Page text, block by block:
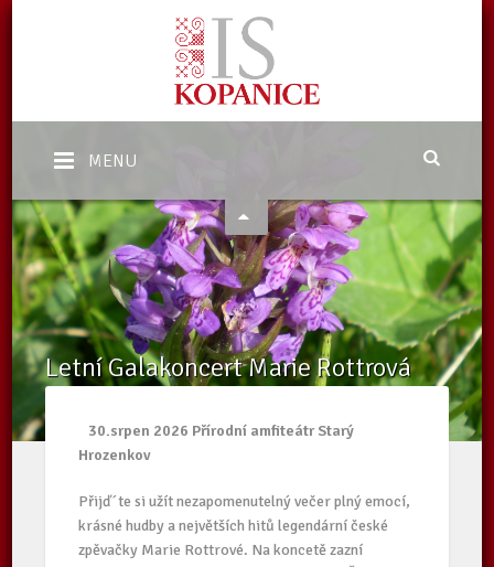
MENU
Letní Galakoncert Marie Rottrová
30.srpen 2026 Přírodní amfiteátr Starý
Hrozenkov
Přijď´te si užít nezapomenutelný večer plný emocí,
krásné hudby a největších hitů legendární české
zpěvačky Marie Rottrové. Na koncetě zazní